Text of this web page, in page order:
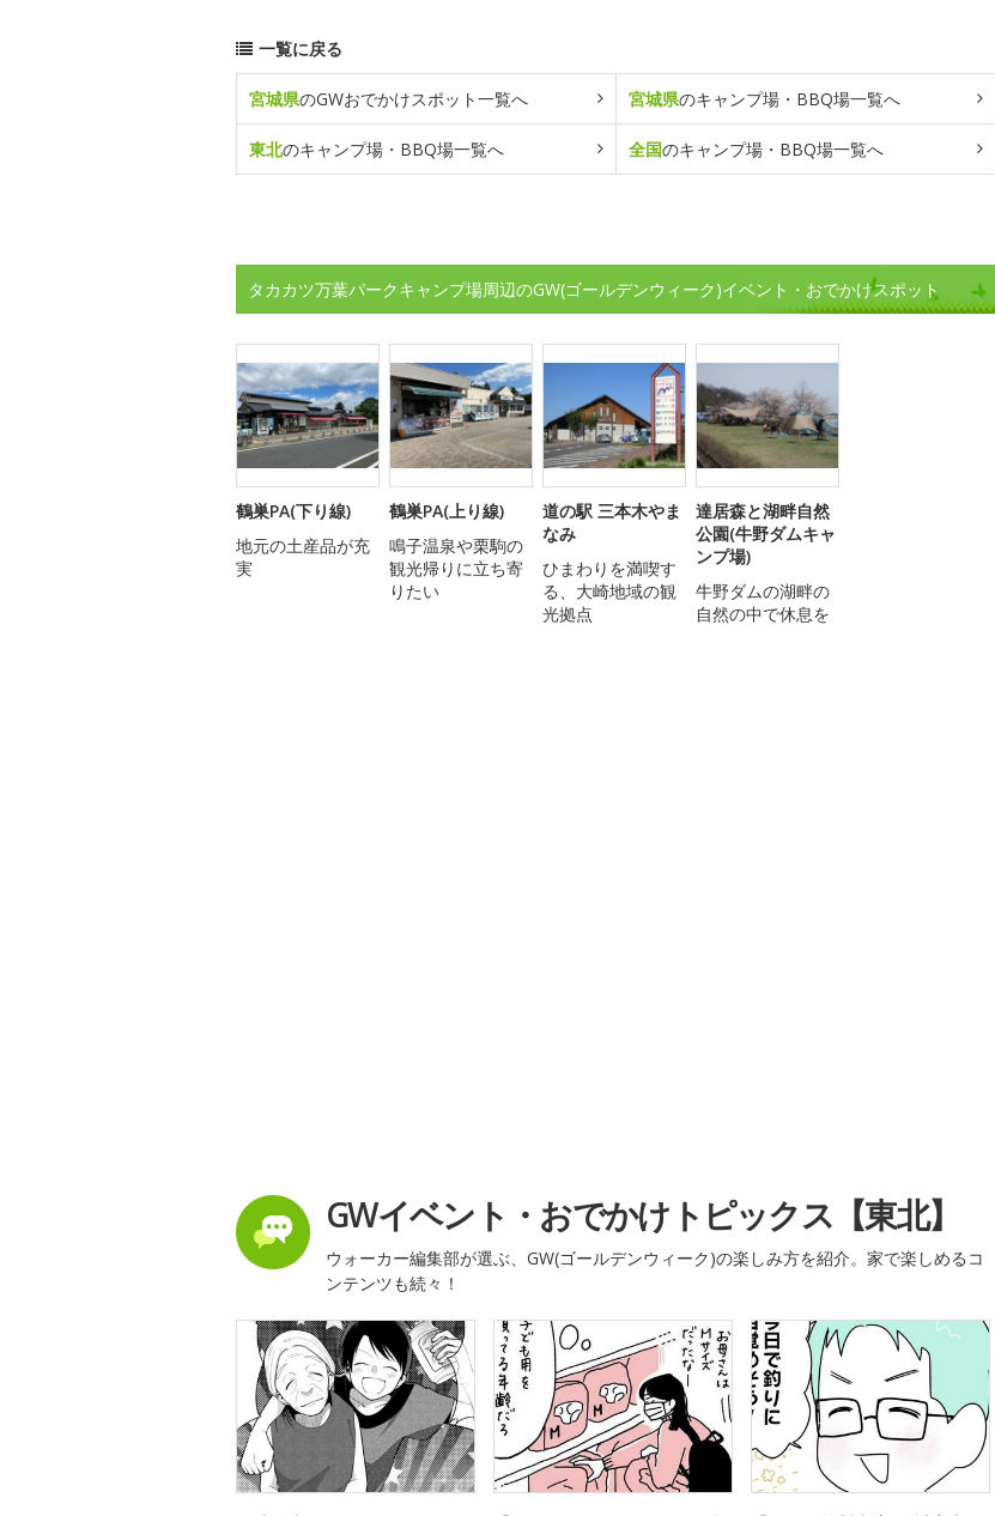
一覧に戻る
宮城県のGWおでかけスポット一覧へ 宮城県のキャンプ場・BBQ場一覧へ
東北のキャンプ場・BBQ場一覧へ 全国のキャンプ場・BBQ場一覧へ
タカカツ万葉パークキャンプ場周辺のGW(ゴールデンウィーク)イベント・おでかけスポット
鶴巣PA(下り線)
地元の土産品が充
実
鶴巣PA(上り線)
鳴子温泉や栗駒の
観光帰りに立ち寄
りたい
道の駅 三本木やま
なみ
ひまわりを満喫す
る、大崎地域の観
光拠点
達居森と湖畔自然
公園(牛野ダムキャ
ンプ場)
牛野ダムの湖畔の
自然の中で休息を
GWイベント・おでかけトピックス【東北】
ウォーカー編集部が選ぶ、GW(ゴールデンウィーク)の楽しみ方を紹介。家で楽しめるコ
ンテンツも続々！